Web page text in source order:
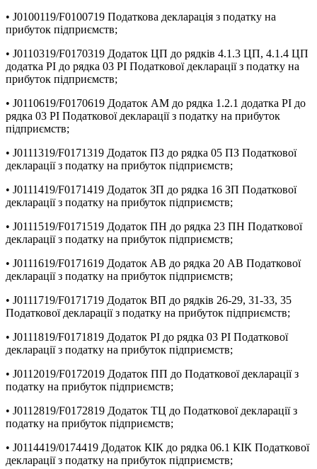
• J0100119/F0100719 Податкова декларація з податку на
прибуток підприємств;
• J0110319/F0170319 Додаток ЦП до рядків 4.1.3 ЦП, 4.1.4 ЦП
додатка РІ до рядка 03 РІ Податкової декларації з податку на
прибуток підприємств;
• J0110619/F0170619 Додаток АМ до рядка 1.2.1 додатка РІ до
рядка 03 РІ Податкової декларації з податку на прибуток
підприємств;
• J0111319/F0171319 Додаток ПЗ до рядка 05 ПЗ Податкової
декларації з податку на прибуток підприємств;
• J0111419/F0171419 Додаток ЗП до рядка 16 ЗП Податкової
декларації з податку на прибуток підприємств;
• J0111519/F0171519 Додаток ПН до рядка 23 ПН Податкової
декларації з податку на прибуток підприємств;
• J0111619/F0171619 Додаток АВ до рядка 20 АВ Податкової
декларації з податку на прибуток підприємств;
• J0111719/F0171719 Додаток ВП до рядків 26-29, 31-33, 35
Податкової декларації з податку на прибуток підприємств;
• J0111819/F0171819 Додаток РІ до рядка 03 РІ Податкової
декларації з податку на прибуток підприємств;
• J0112019/F0172019 Додаток ПП до Податкової декларації з
податку на прибуток підприємств;
• J0112819/F0172819 Додаток ТЦ до Податкової декларації з
податку на прибуток підприємств;
• J0114419/0174419 Додаток КІК до рядка 06.1 КІК Податкової
декларації з податку на прибуток підприємств;